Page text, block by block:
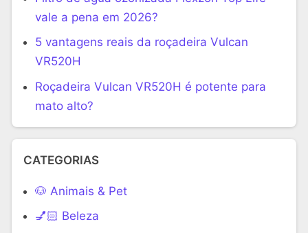
vale a pena em 2026?
5 vantagens reais da roçadeira Vulcan
VR520H
Roçadeira Vulcan VR520H é potente para
mato alto?
CATEGORIAS
🐶 Animais & Pet
💅🏻 Beleza